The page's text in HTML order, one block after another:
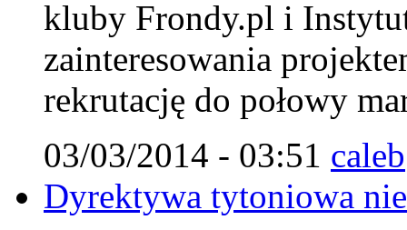
kluby Frondy.pl i
zainteresowania
rekrutację do połowy
03/03/2014 - 03:51 caleb
Dyrektywa tytoniowa nie